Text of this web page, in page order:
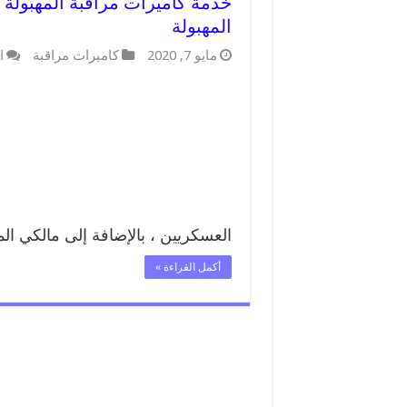
المهبولة
مايو 7, 2020 كاميرات مراقبة
العسكريين ، بالإضافة إلى مالكي
أكمل القراءة »